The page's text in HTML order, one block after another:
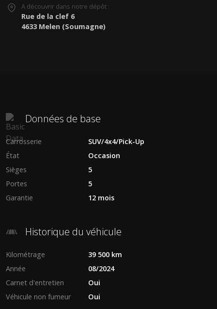
A découvrir dans notre dépôt :
Rue de la clef 6
4633 Melen (Soumagne)
Données de base
Carrosserie
SUV/4x4/Pick-Up
État
Occasion
Sièges
5
Portes
5
Garantie
12 mois
Historique du véhicule
Kilométrage
39 500 km
Année
08/2024
Carnet d'entretien
Oui
Véhicule non fumeur
Oui